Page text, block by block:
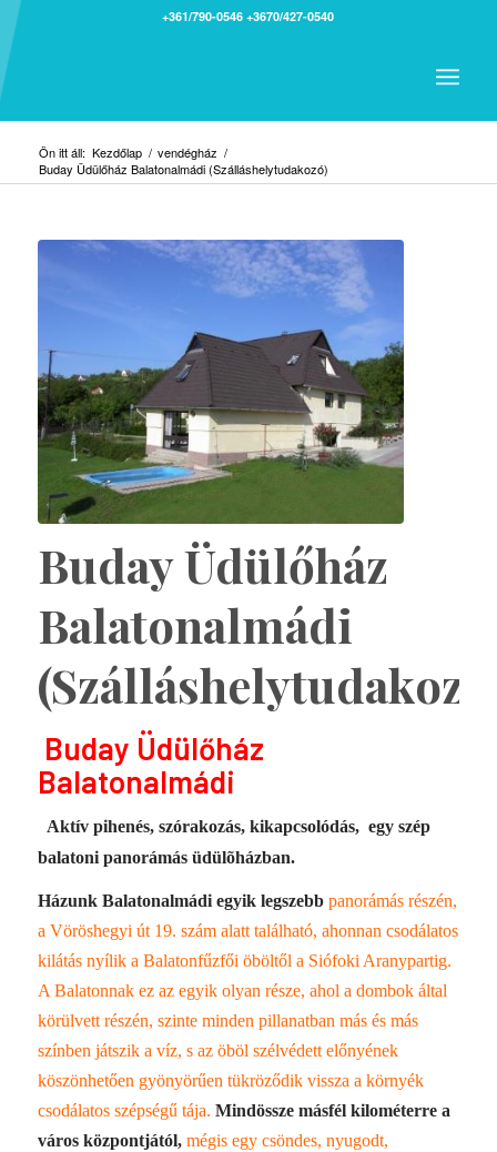
+361/790-0546 +3670/427-0540
Ön itt áll: Kezdőlap / vendégház /
Buday Üdülőház Balatonalmádi (Szálláshelytudakozó)
Buday Üdülőház
Balatonalmádi
Buday Üdülőház
Balatonalmádi
Aktív pihenés, szórakozás, kikapcsolódás, egy szép
balatoni panorámás üdülõházban.
Házunk Balatonalmádi egyik legszebbpanorámás részén,
a Vöröshegyi út 19. szám alatt található, ahonnan csodálatos
kilátás nyílik a Balatonfűzfői öböltől a Siófoki Aranypartig.
A Balatonnak ez az egyik olyan része, ahol a dombok által
körülvett részén, szinte minden pillanatban más és más
színben játszik a víz, s az öböl szélvédett előnyének
köszönhetően gyönyörűen tükröződik vissza a környék
csodálatos szépségű tája. Mindössze másfél kilométerre a
város központjától,mégis egy csöndes, nyugodt,